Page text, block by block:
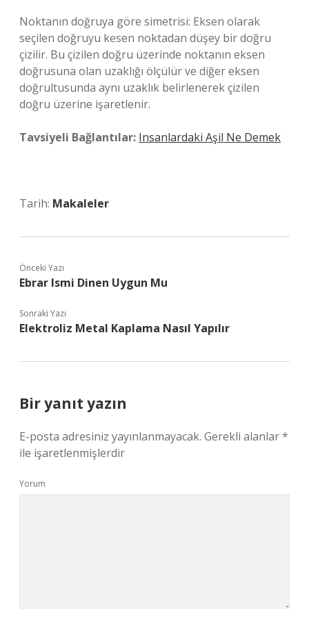
Noktanın doğruya göre simetrisi: Eksen olarak
seçilen doğruyu kesen noktadan düşey bir doğru
çizilir. Bu çizilen doğru üzerinde noktanın eksen
doğrusuna olan uzaklığı ölçülür ve diğer eksen
doğrultusunda aynı uzaklık belirlenerek çizilen
doğru üzerine işaretlenir.
Tavsiyeli Bağlantılar: Insanlardaki Aşil Ne Demek
Tarih: Makaleler
Önceki Yazı
Ebrar Ismi Dinen Uygun Mu
Sonraki Yazı
Elektroliz Metal Kaplama Nasıl Yapılır
Bir yanıt yazın
E-posta adresiniz yayınlanmayacak. Gerekli alanlar*
ile işaretlenmişlerdir
Yorum